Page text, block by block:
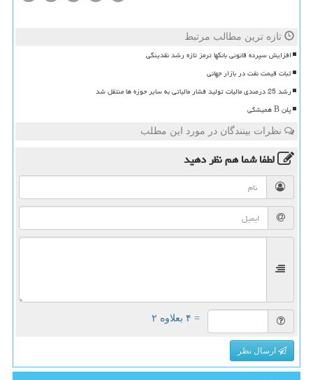
تازه ترین مطالب مرتبط
افزایش سپرده قانونی بانکها ترمز تازه رشد نقدینگی
ثبات قیمت نفت در بازار جهانی
رشد 25 درصدی مالیات تولید فشار مالیاتی به سایر حوزه ها منتقل شد
پلن B همیشگی
نظرات بینندگان در مورد این مطلب
لطفا شما همنظر دهید
= ۴ بعلاوه ۲
ارسال نظر